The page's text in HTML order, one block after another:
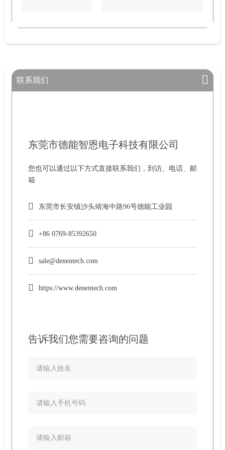
联系我们
告诉我们您需要咨询的问题
东莞市德能智恩电子科技有限公司
您也可以通过以下方式直接联系我们，到访、电话、邮
箱
东莞市长安镇沙头靖海中路96号德能工业园
+86 0769-85392650
sale@denentech.com
https://www.denentech.com